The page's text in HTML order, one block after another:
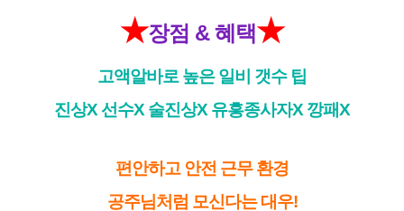
★장점 & 혜택★
고액알바로 높은 일비 갯수 팁
진상X 선수X 술진상X 유흥종사자X 깡패X
편안하고 안전 근무 환경
공주님처럼 모신다는 대우!